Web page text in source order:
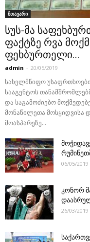
მთავარი
სუს-მა
ფაქტზე რვა
ფეხბურთელი...
admin - 20/05/2019
სახელმწიფო
სააგენტოს
და საგამოძიებო
მონაწილეთა მოსყიდვისა
მოასპარეზე...
06/05/2019
კონორ
26/03/2019